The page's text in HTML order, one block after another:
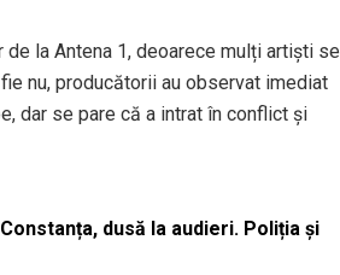
la Antena 1, deoarece mulți artiști se
nu, producătorii au observat imediat
dar se pare că a intrat în conflict și
dusă la audieri. Poliția și